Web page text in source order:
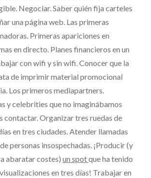
Negociar. Saber quién fija carteles
una página web. Las primeras
Primeras apariciones en
en directo. Planes financieros en un
con wifi y sin wifi. Conocer que la
de imprimir material promocional
Los primeros mediapartners.
y celebrities que no imaginábamos
contactar. Organizar tres ruedas de
en tres ciudades. Atender llamadas
personas insospechadas. ¡Producir (y
abaratar costes) un spotque ha tenido
en tres días! Trabajar en